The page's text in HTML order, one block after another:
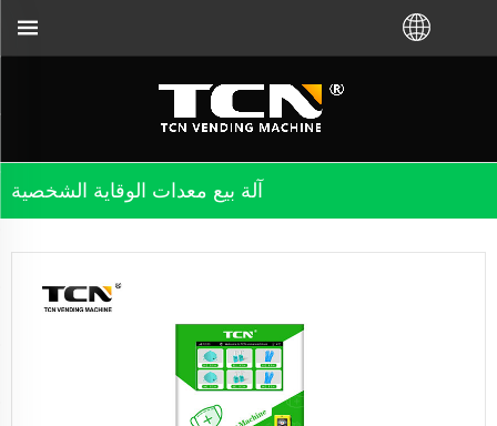
آلة بيع معدات الوقاية الشخصية